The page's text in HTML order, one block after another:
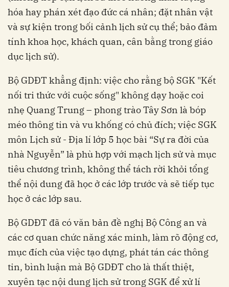
hóa hay phán xét đạo đức cá nhân; đặt nhân vật
và sự kiện trong bối cảnh lịch sử cụ thể; bảo đảm
tính khoa học, khách quan, cân bằng trong giáo
dục lịch sử).
Bộ GDĐT khẳng định: việc cho rằng bộ SGK "Kết
nối tri thức với cuộc sống" không dạy hoặc coi
nhẹ Quang Trung – phong trào Tây Sơn là bóp
méo thông tin và vu khống có chủ đích; việc SGK
môn Lịch sử - Địa lí lớp 5 học bài “Sự ra đời của
nhà Nguyễn” là phù hợp với mạch lịch sử và mục
tiêu chương trình, không thể tách rời khỏi tổng
thể nội dung đã học ở các lớp trước và sẽ tiếp tục
học ở các lớp sau.
Bộ GDĐT đã có văn bản đề nghị Bộ Công an và
các cơ quan chức năng xác minh, làm rõ động cơ,
mục đích của việc tạo dựng, phát tán các thông
tin, bình luận mà Bộ GDĐT cho là thất thiệt,
xuyên tạc nội dung lịch sử trong SGK để xử lí